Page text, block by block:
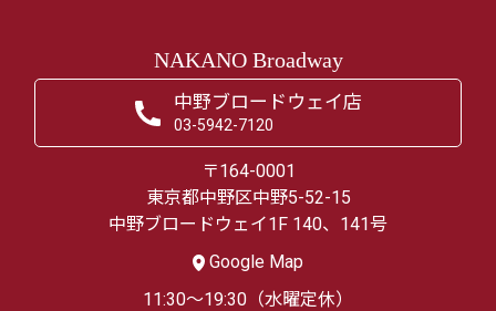
NAKANO Broadway
中野ブロードウェイ店
03-5942-7120
〒164-0001
東京都中野区中野5-52-15
中野ブロードウェイ1F 140、141号
Google Map
11:30～19:30（水曜定休）